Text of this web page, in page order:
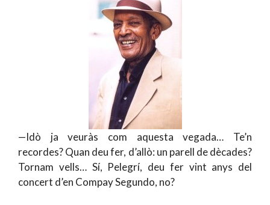
—Idò ja veuràs com aquesta vegada… Te’n
recordes? Quan deu fer, d’allò: un parell de dècades?
Tornam vells… Sí, Pelegrí, deu fer vint anys del
concert d’en Compay Segundo, no?